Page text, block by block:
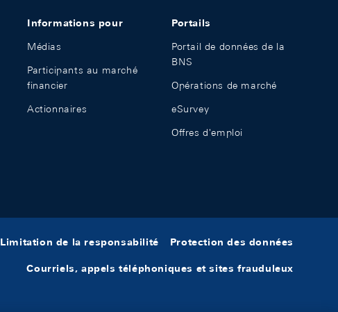
Informations pour
Médias
Participants au marché
financier
Actionnaires
Portails
Portail de données de la
BNS
Opérations de marché
eSurvey
Offres d'emploi
Limitation de la responsabilité Protection des données
Courriels, appels téléphoniques et sites frauduleux